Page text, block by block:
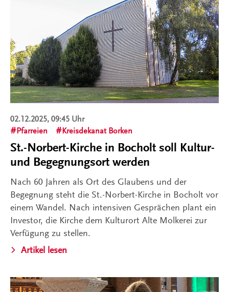
02.12.2025, 09:45 Uhr
Pfarreien
Kreisdekanat Borken
St.-Norbert-Kirche in Bocholt soll Kultur-
und Begegnungsort werden
Nach 60 Jahren als Ort des Glaubens und der
Begegnung steht die St.-Norbert-Kirche in Bocholt vor
einem Wandel. Nach intensiven Gesprächen plant ein
Investor, die Kirche dem Kulturort Alte Molkerei zur
Verfügung zu stellen.
Artikel lesen